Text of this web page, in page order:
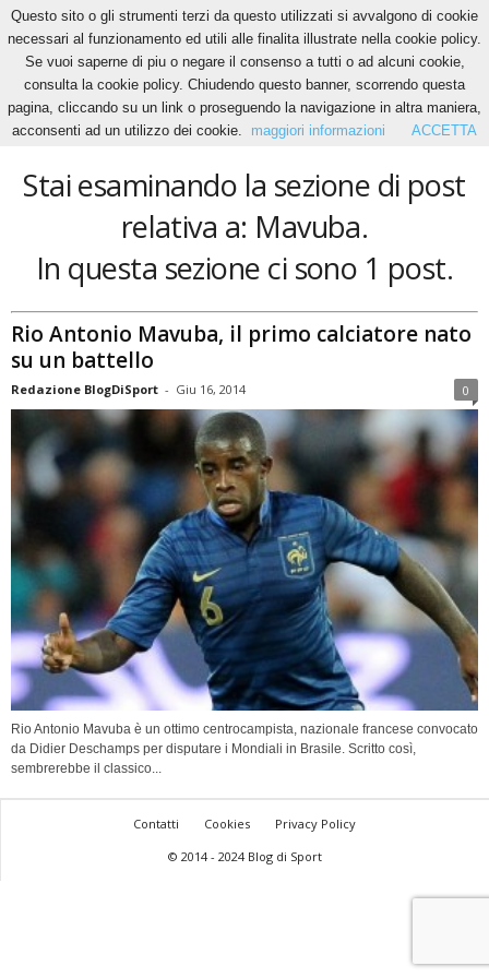
Home Tags Mavuba
Mavuba
Stai esaminando la sezione di post
relativa a: Mavuba.
In questa sezione ci sono 1 post.
Rio Antonio Mavuba, il primo calciatore nato
su un battello
Redazione BlogDiSport - Giu 16, 2014 0
Rio Antonio Mavuba è un ottimo centrocampista, nazionale francese convocato
da Didier Deschamps per disputare i Mondiali in Brasile. Scritto così,
sembrerebbe il classico...
Contatti Cookies
Privacy Policy
© 2014 - 2024 Blog di Sport
Questo sito o gli strumenti terzi da questo utilizzati si avvalgono di cookie
necessari al funzionamento ed utili alle finalita illustrate nella cookie policy.
Se vuoi saperne di piu o negare il consenso a tutti o ad alcuni cookie,
consulta la cookie policy. Chiudendo questo banner, scorrendo questa
pagina, cliccando su un link o proseguendo la navigazione in altra maniera,
acconsenti ad un utilizzo dei cookie.
maggiori informazioni ACCETTA